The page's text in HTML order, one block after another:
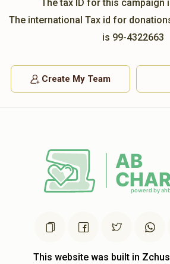
The tax ID for this campaign
The international Tax id for
is 99-4322663
Create My Team
This website was built in